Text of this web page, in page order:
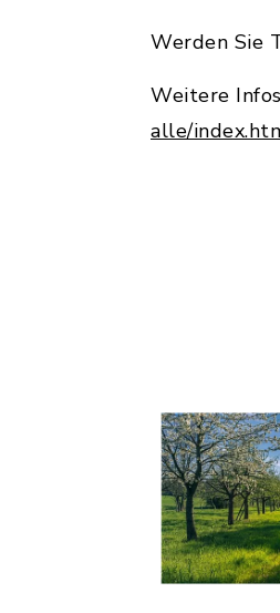
Werden Sie
Weitere
alle/